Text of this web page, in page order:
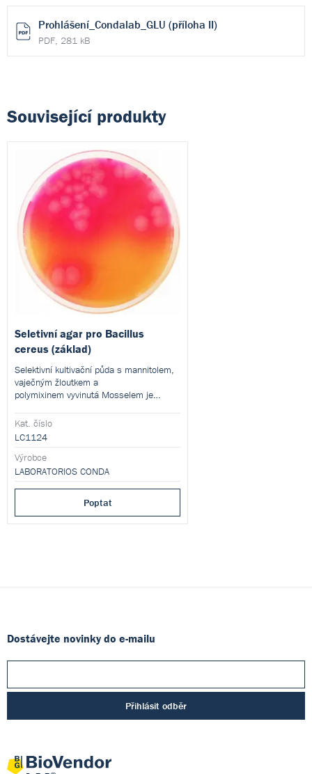
Prohlášení_Condalab_GLU (příloha II)
PDF, 281 kB
Související produkty
Seletivní agar pro Bacillus
cereus (základ)
Selektivní kultivační půda s mannitolem,
vaječným žloutkem a
polymixinem vyvinutá Mosselem je
Bacillus cereus
produkt je dodáván v dehydratované
formě a je určen pro přípravu hotových
kultivačních médií.
Kat. číslo
LC1124
Výrobce
LABORATORIOS CONDA
Poptat
Dostávejte novinky do e-mailu
Přihlásit odběr